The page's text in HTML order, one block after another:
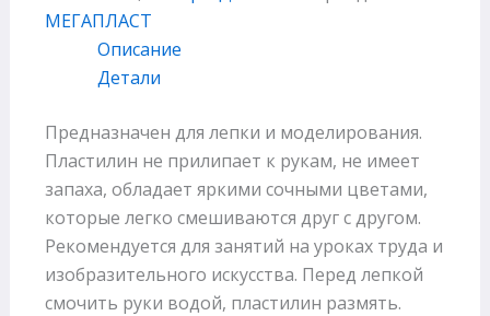
МЕГАПЛАСТ
Описание
Детали
Предназначен для лепки и моделирования.
Пластилин не прилипает к рукам, не имеет
запаха, обладает яркими сочными цветами,
которые легко смешиваются друг с другом.
Рекомендуется для занятий на уроках труда и
изобразительного искусства. Перед лепкой
смочить руки водой, пластилин размять.